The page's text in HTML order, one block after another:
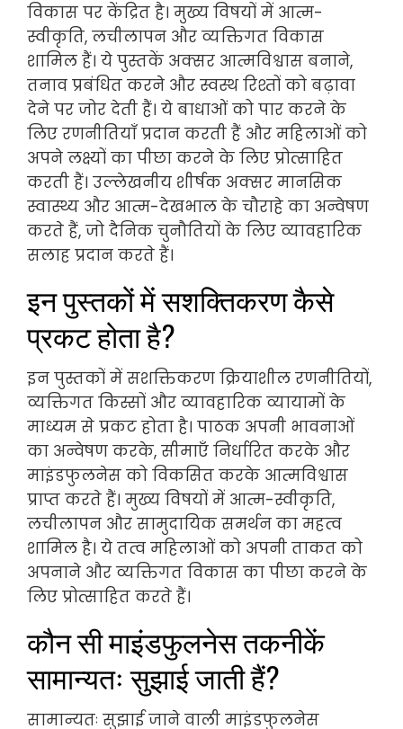
विकास पर केंद्रित है। मुख्य विषयों में आत्म-
स्वीकृति, लचीलापन और व्यक्तिगत विकास
शामिल हैं। ये पुस्तकें अक्सर आत्मविश्वास बनाने,
तनाव प्रबंधित करने और स्वस्थ रिश्तों को बढ़ावा
देने पर जोर देती हैं। ये बाधाओं को पार करने के
लिए रणनीतियाँ प्रदान करती हैं और महिलाओं को
अपने लक्ष्यों का पीछा करने के लिए प्रोत्साहित
करती हैं। उल्लेखनीय शीर्षक अक्सर मानसिक
स्वास्थ्य और आत्म-देखभाल के चौराहे का अन्वेषण
करते हैं, जो दैनिक चुनौतियों के लिए व्यावहारिक
सलाह प्रदान करते हैं।
इन पुस्तकों में सशक्तिकरण कैसे
प्रकट होता है?
इन पुस्तकों में सशक्तिकरण क्रियाशील रणनीतियों,
व्यक्तिगत किस्सों और व्यावहारिक व्यायामों के
माध्यम से प्रकट होता है। पाठक अपनी भावनाओं
का अन्वेषण करके, सीमाएँ निर्धारित करके और
माइंडफुलनेस को विकसित करके आत्मविश्वास
प्राप्त करते हैं। मुख्य विषयों में आत्म-स्वीकृति,
लचीलापन और सामुदायिक समर्थन का महत्व
शामिल है। ये तत्व महिलाओं को अपनी ताकत को
अपनाने और व्यक्तिगत विकास का पीछा करने के
लिए प्रोत्साहित करते हैं।
कौन सी माइंडफुलनेस तकनीकें
सामान्यतः सुझाई जाती हैं?
सामान्यतः सुझाई जाने वाली माइंडफुलनेस